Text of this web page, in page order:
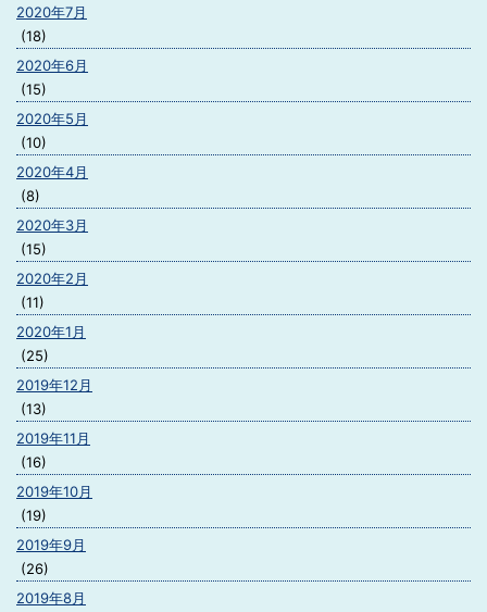
2020年7月
(18)
2020年6月
(15)
2020年5月
(10)
2020年4月
(8)
2020年3月
(15)
2020年2月
(11)
2020年1月
(25)
2019年12月
(13)
2019年11月
(16)
2019年10月
(19)
2019年9月
(26)
2019年8月